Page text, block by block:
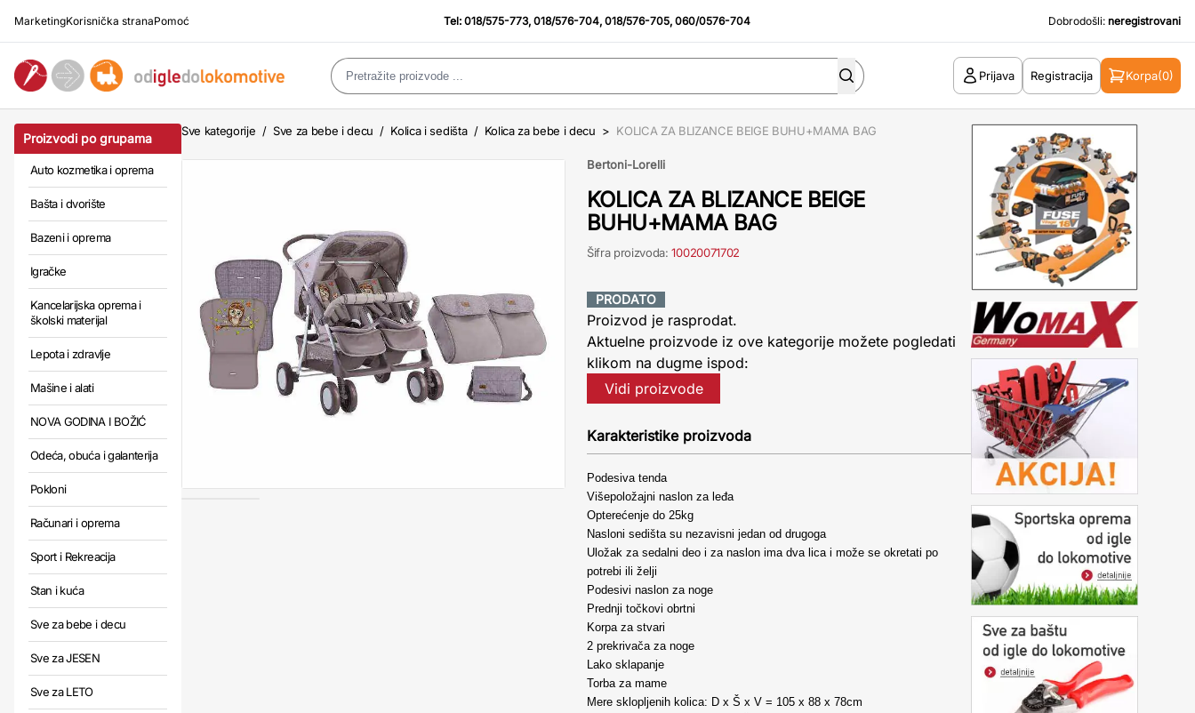
MarketingKorisnička stranaPomoć Tel:018/575-773,018/576-704,018/576-705,060/0576-704 Dobrodošli: neregistrovani
Prijava Registracija Korpa(0)
Proizvodi po grupama
Auto kozmetika i oprema
Bašta i dvorište
Bazeni i oprema
Igračke
Kancelarijska oprema i
školski materijal
Lepota i zdravlje
Mašine i alati
NOVA GODINA I BOŽIĆ
Odeća, obuća i galanterija
Pokloni
Računari i oprema
Sport i Rekreacija
Stan i kuća
Sve za bebe i decu
Sve za JESEN
Sve za LETO
Sve kategorije / Sve za bebe i decu / Kolica i sedišta / Kolica za bebe i decu > KOLICA ZA BLIZANCE BEIGE BUHU+MAMA BAG
Bertoni-Lorelli
KOLICA ZA BLIZANCE BEIGE
BUHU+MAMA BAG
Šifra proizvoda:10020071702
PRODATO
Proizvod je rasprodat.
Aktuelne proizvode iz ove kategorije možete pogledati
klikom na dugme ispod:
Vidi proizvode
Karakteristike proizvoda
Podesiva tenda
Višepoložajni naslon za leđa
Opterećenje do 25kg
Nasloni sedišta su nezavisni jedan od drugoga
Uložak za sedalni deo i za naslon ima dva lica i može se okretati po
potrebi ili želji
Podesivi naslon za noge
Prednji točkovi obrtni
Korpa za stvari
2 prekrivača za noge
Lako sklapanje
Torba za mame
Mere sklopljenih kolica: D x Š x V = 105 x 88 x 78cm